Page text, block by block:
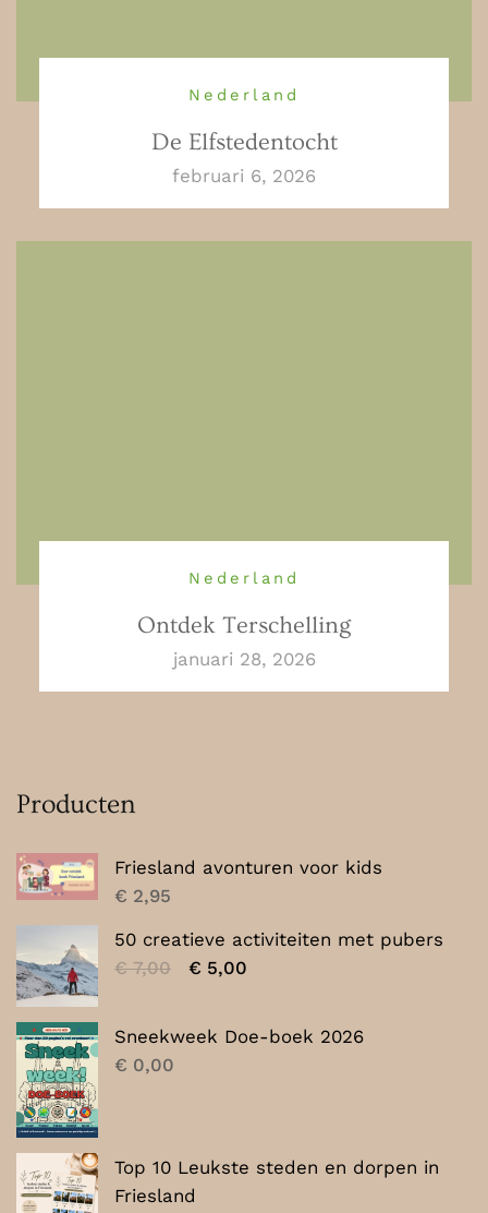
Nederland
De Elfstedentocht
februari 6, 2026
Nederland
Ontdek Terschelling
januari 28, 2026
Producten
Friesland avonturen voor kids
€ 2,95
50 creatieve activiteiten met pubers
€7,00
Oorspronkelijke
was:
€ 5,00
Sneekweek Doe-boek 2026
€ 0,00
Top 10 Leukste steden en dorpen in
Friesland